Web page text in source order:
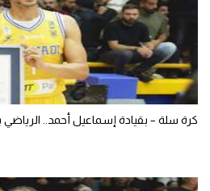
كرة سلة – بقيادة إسماعيل أحمد.. الرياضي